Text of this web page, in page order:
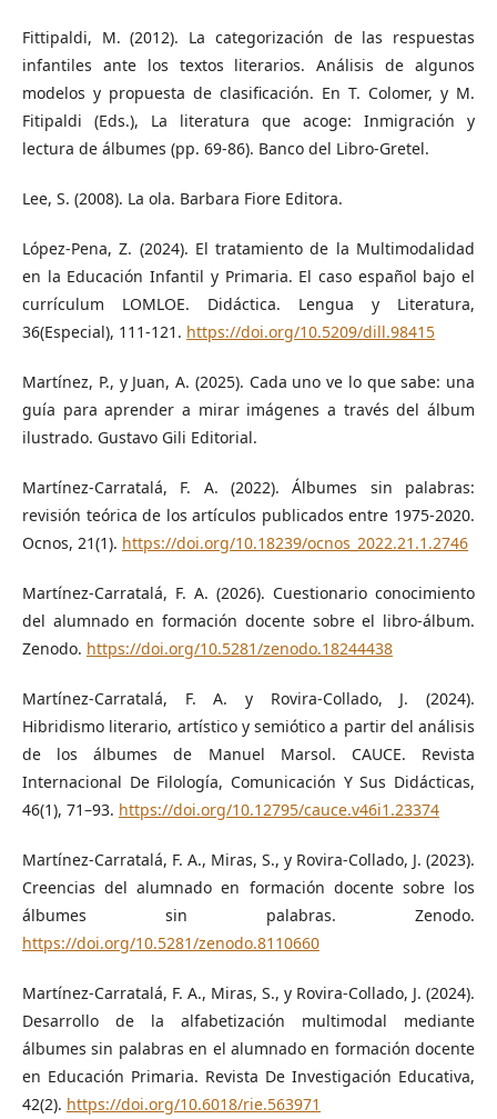
Fittipaldi, M. (2012). La categorización de las respuestas
infantiles ante los textos literarios. Análisis de algunos
modelos y propuesta de clasificación. En T. Colomer, y M.
Fitipaldi (Eds.), La literatura que acoge: Inmigración y
lectura de álbumes (pp. 69-86). Banco del Libro-Gretel.
Lee, S. (2008). La ola. Barbara Fiore Editora.
López-Pena, Z. (2024). El tratamiento de la Multimodalidad
en la Educación Infantil y Primaria. El caso español bajo el
currículum LOMLOE. Didáctica. Lengua y Literatura,
36(Especial), 111-121. https://doi.org/10.5209/dill.98415
Martínez, P., y Juan, A. (2025). Cada uno ve lo que sabe: una
guía para aprender a mirar imágenes a través del álbum
ilustrado. Gustavo Gili Editorial.
Martínez-Carratalá, F. A. (2022). Álbumes sin palabras:
revisión teórica de los artículos publicados entre 1975-2020.
Ocnos, 21(1). https://doi.org/10.18239/ocnos_2022.21.1.2746
Martínez-Carratalá, F. A. (2026). Cuestionario conocimiento
del alumnado en formación docente sobre el libro-álbum.
Zenodo. https://doi.org/10.5281/zenodo.18244438
Martínez-Carratalá, F. A. y Rovira-Collado, J. (2024).
Hibridismo literario, artístico y semiótico a partir del análisis
de los álbumes de Manuel Marsol. CAUCE. Revista
Internacional De Filología, Comunicación Y Sus Didácticas,
46(1), 71–93. https://doi.org/10.12795/cauce.v46i1.23374
Martínez-Carratalá, F. A., Miras, S., y Rovira-Collado, J. (2023).
Creencias del alumnado en formación docente sobre los
álbumes sin palabras. Zenodo.
https://doi.org/10.5281/zenodo.8110660
Martínez-Carratalá, F. A., Miras, S., y Rovira-Collado, J. (2024).
Desarrollo de la alfabetización multimodal mediante
álbumes sin palabras en el alumnado en formación docente
en Educación Primaria. Revista De Investigación Educativa,
42(2). https://doi.org/10.6018/rie.563971